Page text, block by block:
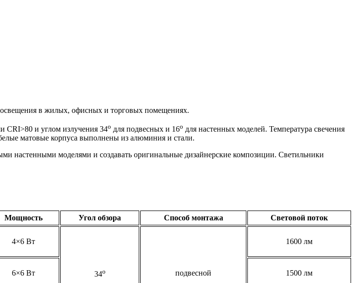
освещения в жилых, офисных и торговых помещениях.
CRI>80 и углом излучения 34o для подвесных и 16o для настенных моделей. Температура свечения
матовые корпуса выполнены из алюминия и стали.
настенными моделями и создавать оригинальные дизайнерские композиции. Светильники
Мощность Угол обзора Способ монтажа
Световой поток
4×6 Вт
34o подвесной
1600 лм
6×6 Вт
1500 лм